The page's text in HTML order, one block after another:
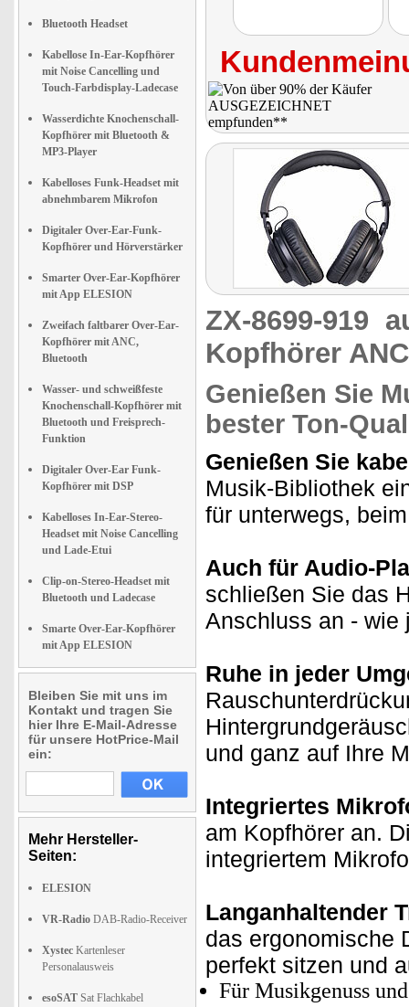
Bluetooth Headset
Kabellose In-Ear-Kopfhörer
mit Noise Cancelling und
Touch-Farbdisplay-Ladecase
Wasserdichte Knochenschall-
Kopfhörer mit Bluetooth &
MP3-Player
Kabelloses Funk-Headset mit
abnehmbarem Mikrofon
Digitaler Over-Ear-Funk-
Kopfhörer und Hörverstärker
Smarter Over-Ear-Kopfhörer
mit App ELESION
Zweifach faltbarer Over-Ear-
Kopfhörer mit ANC,
Bluetooth
Wasser- und schweißfeste
Knochenschall-Kopfhörer mit
Bluetooth und Freisprech-
Funktion
Digitaler Over-Ear Funk-
Kopfhörer mit DSP
Kabelloses In-Ear-Stereo-
Headset mit Noise Cancelling
und Lade-Etui
Clip-on-Stereo-Headset mit
Bluetooth und Ladecase
Smarte Over-Ear-Kopfhörer
mit App ELESION
Bleiben Sie mit uns im
Kontakt und tragen Sie
hier Ihre E-Mail-Adresse
für unsere HotPrice-Mail
ein:
Mehr Hersteller-
Seiten:
ELESION
VR-Radio DAB-Radio-Receiver
Xystec Kartenleser
Personalausweis
esoSAT Sat Flachkabel
ZX-8699-919
Kopfhörer
Genießen Sie
bester Ton-
Genießen Sie
Musik-Bibliothek
für unterwegs,
Auch für Audio-
schließen Sie das
Anschluss an - wie
Ruhe in jeder
und ganz auf Ihre
Integriertes
am Kopfhörer an.
integriertem
Langanhaltender
das ergonomische
perfekt sitzen und
Für Musikgenuss